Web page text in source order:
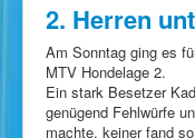
2. Herren
Am Sonntag ging es
MTV Hondelage 2.
Ein stark Besetzer
genügend Fehlwürfe
machte, keiner fand